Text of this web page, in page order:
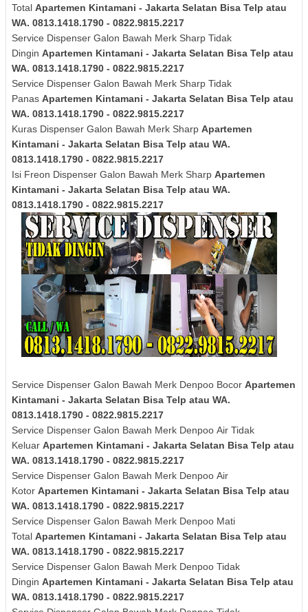
Total Apartemen Kintamani - Jakarta Selatan Bisa Telp atau
WA. 0813.1418.1790 - 0822.9815.2217
Service Dispenser Galon Bawah Merk Sharp Tidak
Dingin Apartemen Kintamani - Jakarta Selatan Bisa Telp atau
WA. 0813.1418.1790 - 0822.9815.2217
Service Dispenser Galon Bawah Merk Sharp Tidak
Panas Apartemen Kintamani - Jakarta Selatan Bisa Telp atau
WA. 0813.1418.1790 - 0822.9815.2217
Kuras Dispenser Galon Bawah Merk Sharp Apartemen
Kintamani - Jakarta Selatan Bisa Telp atau WA.
0813.1418.1790 - 0822.9815.2217
Isi Freon Dispenser Galon Bawah Merk Sharp Apartemen
Kintamani - Jakarta Selatan Bisa Telp atau WA.
0813.1418.1790 - 0822.9815.2217
Service Dispenser Galon Bawah Merk Denpoo Bocor Apartemen
Kintamani - Jakarta Selatan Bisa Telp atau WA.
0813.1418.1790 - 0822.9815.2217
Service Dispenser Galon Bawah Merk Denpoo Air Tidak
Keluar Apartemen Kintamani - Jakarta Selatan Bisa Telp atau
WA. 0813.1418.1790 - 0822.9815.2217
Service Dispenser Galon Bawah Merk Denpoo Air
Kotor Apartemen Kintamani - Jakarta Selatan Bisa Telp atau
WA. 0813.1418.1790 - 0822.9815.2217
Service Dispenser Galon Bawah Merk Denpoo Mati
Total Apartemen Kintamani - Jakarta Selatan Bisa Telp atau
WA. 0813.1418.1790 - 0822.9815.2217
Service Dispenser Galon Bawah Merk Denpoo Tidak
Dingin Apartemen Kintamani - Jakarta Selatan Bisa Telp atau
WA. 0813.1418.1790 - 0822.9815.2217